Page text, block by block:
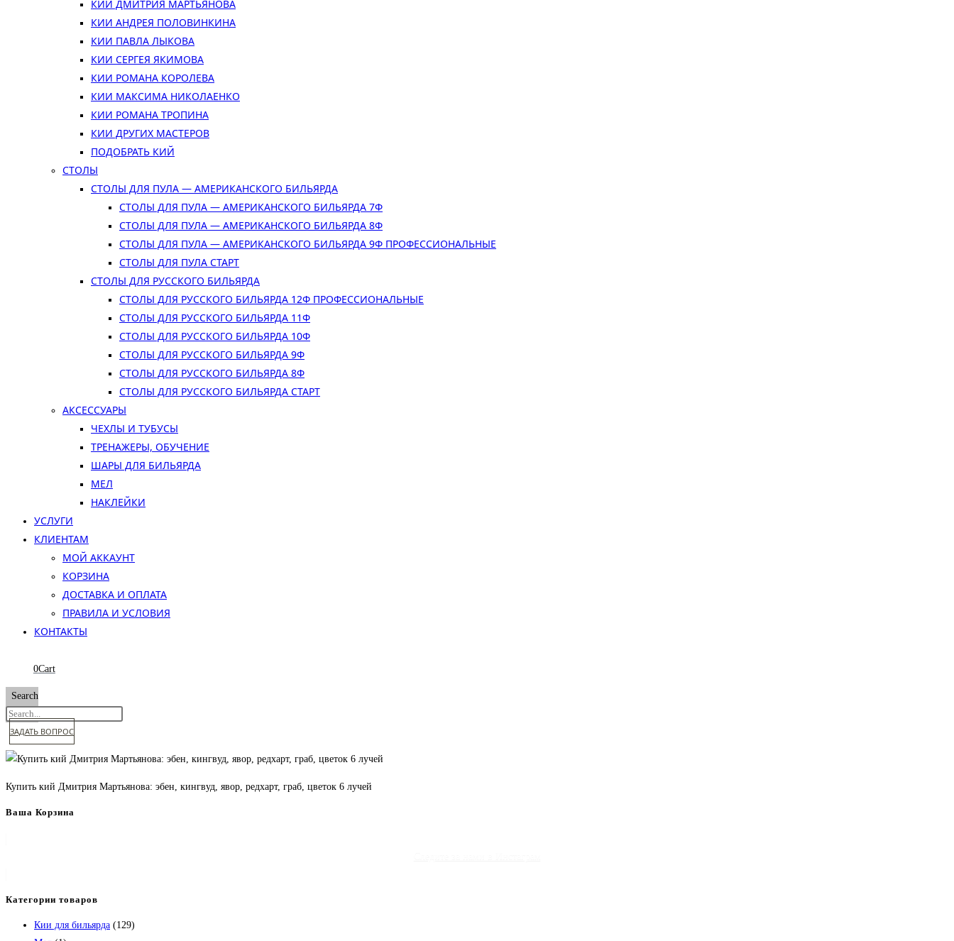
КИИ ДМИТРИЯ МАРТЬЯНОВА
КИИ АНДРЕЯ ПОЛОВИНКИНА
КИИ ПАВЛА ЛЫКОВА
КИИ СЕРГЕЯ ЯКИМОВА
КИИ РОМАНА КОРОЛЕВА
КИИ МАКСИМА НИКОЛАЕНКО
КИИ РОМАНА ТРОПИНА
КИИ ДРУГИХ МАСТЕРОВ
ПОДОБРАТЬ КИЙ
СТОЛЫ
СТОЛЫ ДЛЯ ПУЛА — АМЕРИКАНСКОГО БИЛЬЯРДА
СТОЛЫ ДЛЯ ПУЛА — АМЕРИКАНСКОГО БИЛЬЯРДА 7Ф
СТОЛЫ ДЛЯ ПУЛА — АМЕРИКАНСКОГО БИЛЬЯРДА 8Ф
СТОЛЫ ДЛЯ ПУЛА — АМЕРИКАНСКОГО БИЛЬЯРДА 9Ф ПРОФЕССИОНАЛЬНЫЕ
СТОЛЫ ДЛЯ ПУЛА СТАРТ
СТОЛЫ ДЛЯ РУССКОГО БИЛЬЯРДА
СТОЛЫ ДЛЯ РУССКОГО БИЛЬЯРДА 12Ф ПРОФЕССИОНАЛЬНЫЕ
СТОЛЫ ДЛЯ РУССКОГО БИЛЬЯРДА 11Ф
СТОЛЫ ДЛЯ РУССКОГО БИЛЬЯРДА 10Ф
СТОЛЫ ДЛЯ РУССКОГО БИЛЬЯРДА 9Ф
СТОЛЫ ДЛЯ РУССКОГО БИЛЬЯРДА 8Ф
СТОЛЫ ДЛЯ РУССКОГО БИЛЬЯРДА СТАРТ
АКСЕССУАРЫ
ЧЕХЛЫ И ТУБУСЫ
ТРЕНАЖЕРЫ, ОБУЧЕНИЕ
ШАРЫ ДЛЯ БИЛЬЯРДА
МЕЛ
НАКЛЕЙКИ
УСЛУГИ
КЛИЕНТАМ
МОЙ АККАУНТ
КОРЗИНА
ДОСТАВКА И ОПЛАТА
ПРАВИЛА И УСЛОВИЯ
КОНТАКТЫ
0Cart
Search
ЗАДАТЬ ВОПРОС
Купить кий Дмитрия Мартьянова: эбен, кингвуд, явор, редхарт, граб, цветок 6 лучей
Ваша Корзина
Категории товаров
Кии для бильярда (129)